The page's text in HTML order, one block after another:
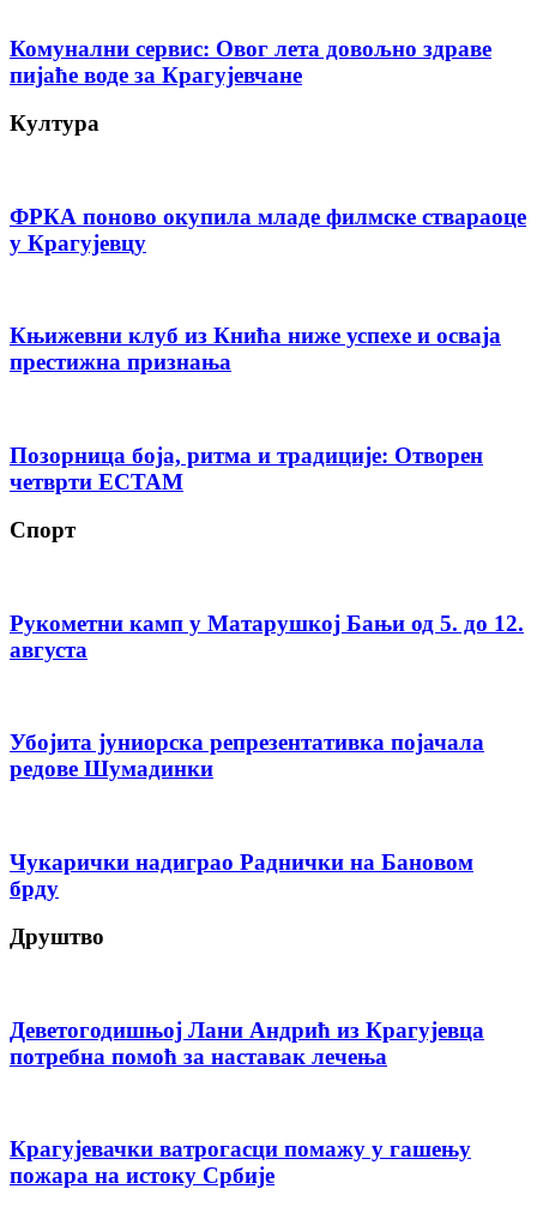
Комунални сервис: Овог лета довољно здраве
пијаће воде за Крагујевчане
Култура
ФРКА поново окупила младе филмске ствараоце
у Крагујевцу
Књижевни клуб из Кнића ниже успехе и осваја
престижна признања
Позорница боја, ритма и традиције: Отворен
четврти ЕСТАМ
Спорт
Рукометни камп у Матарушкој Бањи од 5. до 12.
августа
Убојита јуниорска репрезентативка појачала
редове Шумадинки
Чукарички надиграо Раднички на Бановом
брду
Друштво
Деветогодишњој Лани Андрић из Крагујевца
потребна помоћ за наставак лечења
Крагујевачки ватрогасци помажу у гашењу
пожара на истоку Србије